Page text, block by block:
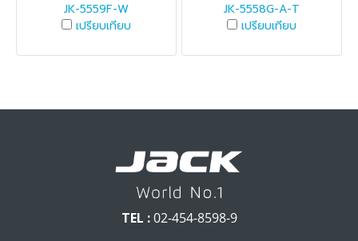
JK-5559F-W
เปรียบเทียบ
JK-5558G-A-T
เปรียบเทียบ
TEL :02-454-8598-9